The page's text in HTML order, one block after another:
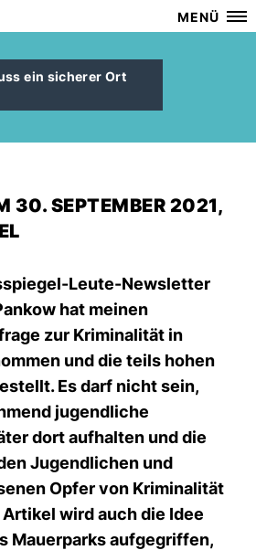
MENÜ
ein sicherer Ort
30. SEPTEMBER 2021,
Leute-Newsletter
hat meinen
zur Kriminalität in
und die teils hohen
Es darf nicht sein,
jugendliche
dort aufhalten und die
Jugendlichen und
Opfer von Kriminalität
wird auch die Idee
Mauerparks aufgegriffen,